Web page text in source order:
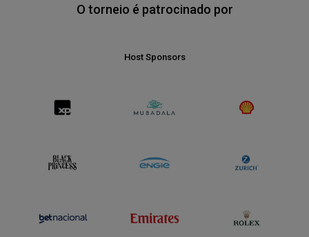
O torneio é patrocinado por
Host Sponsors